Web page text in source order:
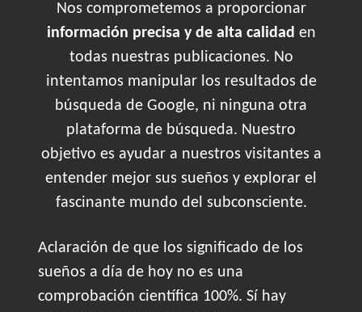
Nos comprometemos a proporcionar
información precisa y de alta calidad en
todas nuestras publicaciones. No
intentamos manipular los resultados de
búsqueda de Google, ni ninguna otra
plataforma de búsqueda. Nuestro
objetivo es ayudar a nuestros visitantes a
entender mejor sus sueños y explorar el
fascinante mundo del subconsciente.
Aclaración de que los significado de los
sueños a día de hoy no es una
comprobación científica 100%. Sí hay